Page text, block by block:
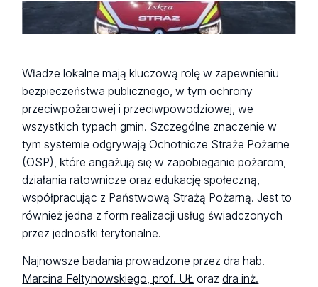
fot. Marcin Feltynowski
Władze lokalne mają kluczową rolę w zapewnieniu
bezpieczeństwa publicznego, w tym ochrony
przeciwpożarowej i przeciwpowodziowej, we
wszystkich typach gmin. Szczególne znaczenie w
tym systemie odgrywają Ochotnicze Straże Pożarne
(OSP), które angażują się w zapobieganie pożarom,
działania ratownicze oraz edukację społeczną,
współpracując z Państwową Strażą Pożarną. Jest to
również jedna z form realizacji usług świadczonych
przez jednostki terytorialne.
Najnowsze badania prowadzone przezdra hab.
Marcina Feltynowskiego, prof. UŁ orazdra inż.